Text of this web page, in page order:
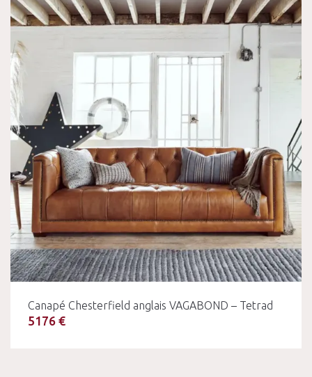
Canapé Chesterfield anglais VAGABOND – Tetrad
5176 €